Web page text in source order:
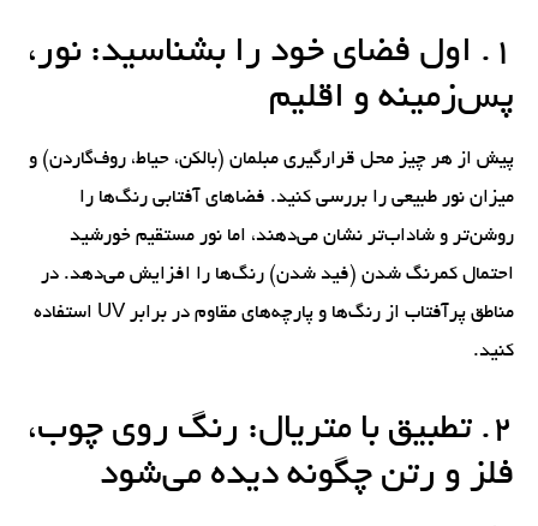
۱. اول فضای خود را بشناسید: نور،
پس‌زمینه و اقلیم
پیش از هر چیز محل قرارگیری مبلمان (بالکن، حیاط، روف‌گاردن) و
میزان نور طبیعی را بررسی کنید. فضاهای آفتابی رنگ‌ها را
روشن‌تر و شاداب‌تر نشان می‌دهند، اما نور مستقیم خورشید
احتمال کمرنگ شدن (فید شدن) رنگ‌ها را افزایش می‌دهد. در
مناطق پرآفتاب از رنگ‌ها و پارچه‌های مقاوم در برابر UV استفاده
کنید.
۲. تطبیق با متریال: رنگ روی چوب،
فلز و رتن چگونه دیده می‌شود